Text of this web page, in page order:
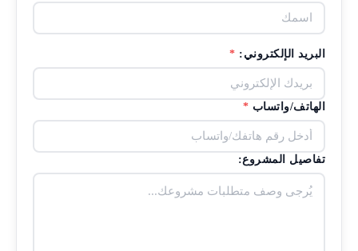
البريد الإلكتروني: *
الهاتف/واتساب *
تفاصيل المشروع: